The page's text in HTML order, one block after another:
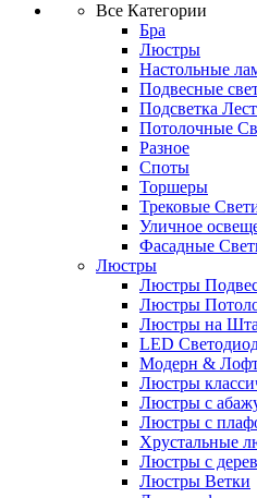
Все Категории
Бра
Люстры
Настольные
Подвесные
Подсветка
Потолочные
Разное
Споты
Торшеры
Трековые
Уличное
Фасадные
Люстры
Люстры
Люстры
Люстры на
LED
Модерн &
Люстры
Люстры с
Люстры с
Хрустальные
Люстры с
Люстры Ветки